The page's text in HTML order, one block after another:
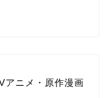
アニメ・原作漫画